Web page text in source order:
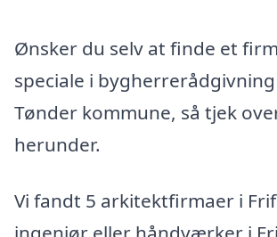
Ønsker du selv at finde et
speciale i
Tønder kommune, så tjek
herunder.
Vi fandt 5 arkitektfirmaer i